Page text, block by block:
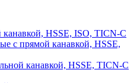
HSSE, ISO, TICN-C
с прямой канавкой, HSSE,
канавкой, HSSE, TICN-C